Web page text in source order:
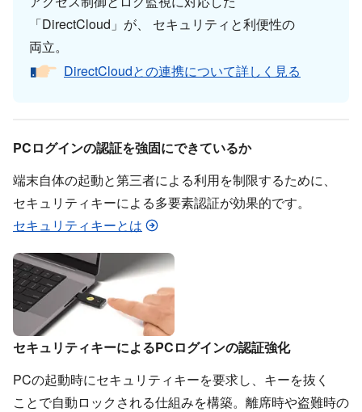
「DirectCloud」が、​ セキュリティと​利便性の​
両立。
DirectCloudとの​連携に​ついて​詳しく​見る
PCログインの​認証を​強固に​できているか
端末自体の​起動と​第三者に​よる​利用を​制限する​ために、​
セキュリティキーに​よる​多要素認証が​効果的です。
セキュリティキーとは
セキュリティキーに​よる​PCログインの​認証強化
PCの​起動時に​セキュリティキーを​要求し、​キーを​抜く​
ことで​自動ロックされる​仕組みを​構築。​離席時や​盗難時の​